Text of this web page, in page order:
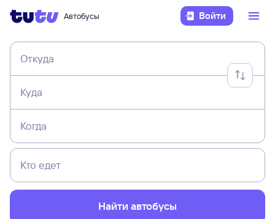
Автобусы Войти
Откуда
Куда
Когда
Кто едет
Найти автобусы